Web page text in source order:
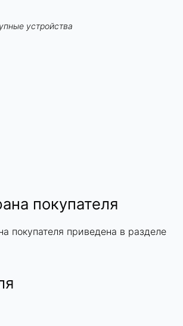
устройства
покупателя
покупателя приведена в разделе